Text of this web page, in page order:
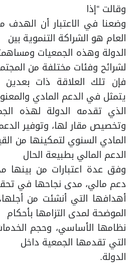
وقالت “إذا
وضعنا في الاعتبار أن الهدف
العام هو الشراكة التنموية بين
الدولة وهذه الجمعيات
لشرائح وفئات مختلفة من
فإن تلك العلاقة ذات بعدين
يتمثل في الدعم المادي
الذي تقدمه الدولة لهذه
وتخصيص مقار لها، وتوفير
المادي السنوي لتمكينها من
الدعم المالي بطبيعة الحال
وفق عدة اعتبارات من بينها
دعم مالي، مدى نجاحها في
أهدافها التي أنشئت من أجلها،
الموضحة لمدى التزامها بأحكام
نظامها الأساسي، وحجم الخدمات
التي تقدمها الجمعية داخل
الدولة.